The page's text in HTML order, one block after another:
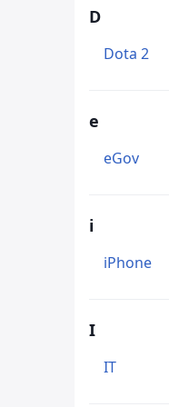
D
Dota 2
e
eGov
i
iPhone
I
IT